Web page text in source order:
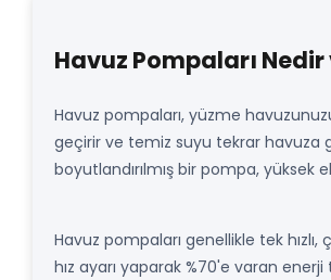
Havuz Pompaları
Havuz pompaları, yüzme
geçirir ve temiz suyu tekrar havuza
boyutlandırılmış bir pompa, yüksek
Havuz pompaları genellikle tek hızlı,
hız ayarı yaparak %70'e varan